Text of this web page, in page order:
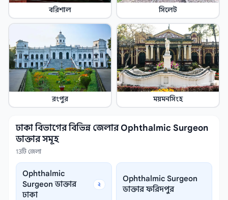
বরিশাল সিলেট
রংপুর ময়মনসিংহ
ঢাকা বিভাগের বিভিন্ন জেলার Ophthalmic Surgeon
ডাক্তার সমূহ
13টি জেলা
Ophthalmic
Surgeon ডাক্তার
ঢাকা
২
Ophthalmic Surgeon
ডাক্তার ফরিদপুর